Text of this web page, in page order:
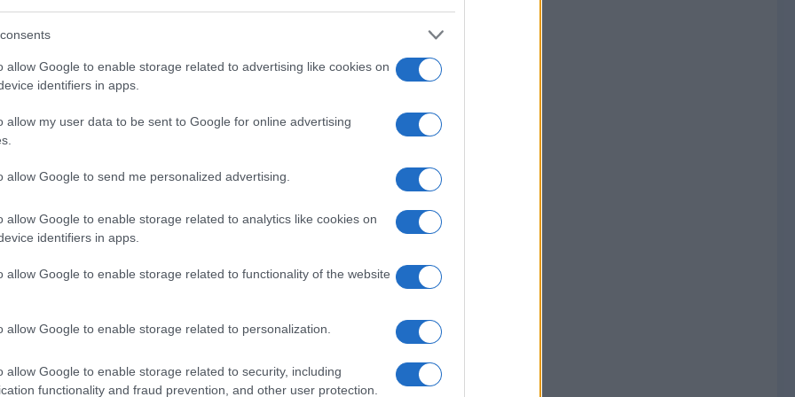
allow Google to enable storage related to advertising like cookies on
identifiers in apps.
allow my user data to be sent to Google for online advertising
allow Google to send me personalized advertising.
allow Google to enable storage related to analytics like cookies on
identifiers in apps.
allow Google to enable storage related to functionality of the website
allow Google to enable storage related to personalization.
allow Google to enable storage related to security, including
functionality and fraud prevention, and other user protection.
ecologici nulla so, anche se hippyate
c’era un cantautore già famoso o che tale
nelle segrete latebre quando l’Equipe
il quartetto capeggiato da Maurizio
era lontano il tema dai suoi orizzonti
perseguitato gli ebrei era noto, sì, ma la